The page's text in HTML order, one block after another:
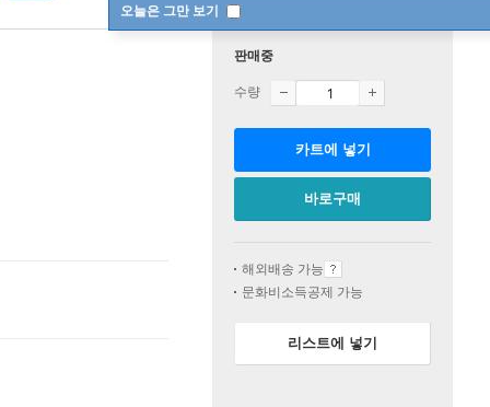
오늘은 그만 보기
판매중
수량
카트에 넣기
바로구매
해외배송 가능
문화비소득공제 가능
리스트에 넣기